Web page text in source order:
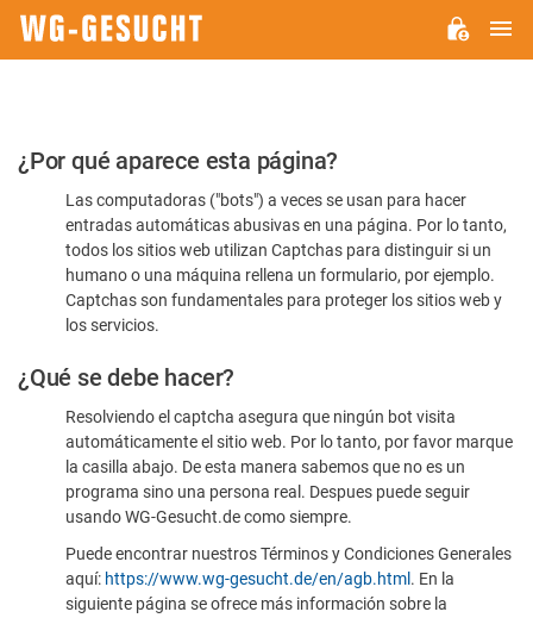
Por
favor,
confirme
humano
¿Por qué aparece esta página?
Las computadoras ("bots") a veces se usan para hacer
entradas automáticas abusivas en una página. Por lo tanto,
todos los sitios web utilizan Captchas para distinguir si un
humano o una máquina rellena un formulario, por ejemplo.
Captchas son fundamentales para proteger los sitios web y
los servicios.
¿Qué se debe hacer?
Resolviendo el captcha asegura que ningún bot visita
automáticamente el sitio web. Por lo tanto, por favor marque
la casilla abajo. De esta manera sabemos que no es un
programa sino una persona real. Despues puede seguir
usando WG-Gesucht.de como siempre.
Puede encontrar nuestros Términos y Condiciones Generales
aquí: https://www.wg-gesucht.de/en/agb.html . En la
siguiente página se ofrece más información sobre la